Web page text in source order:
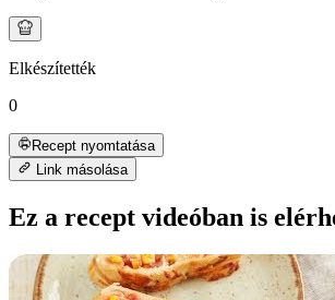
Elkészítették
0
Recept nyomtatása
Link másolása
Ez a recept videóban is